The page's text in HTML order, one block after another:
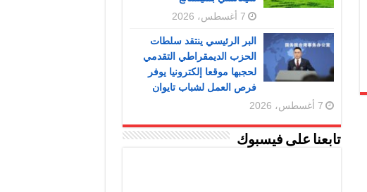
7 أغسطس، 2026
البر الرئيسي ينتقد سلطات
الحزب الديمقراطي التقدمي
لحجبها موقعا إلكترونيا يوفر
فرص العمل لشباب تايوان
7 أغسطس، 2026
تابعنا على فيسبوك